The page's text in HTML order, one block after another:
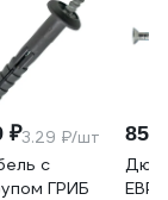
₽3.29 ₽/шт
с
ГРИБ
855